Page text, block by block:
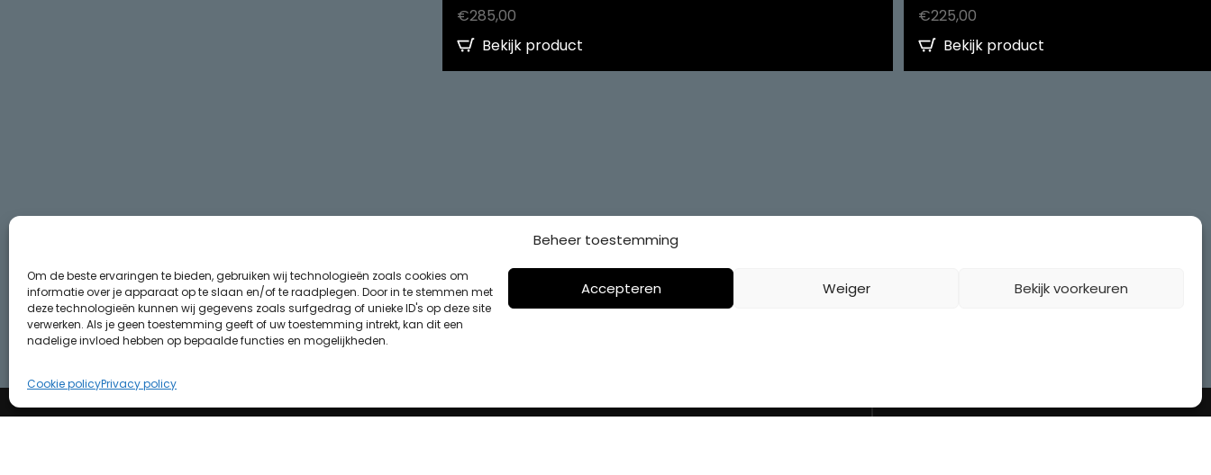
Beheer toestemming
Om de beste ervaringen te bieden, gebruiken wij technologieën zoals cookies om
informatie over je apparaat op te slaan en/of te raadplegen. Door in te stemmen met
deze technologieën kunnen wij gegevens zoals surfgedrag of unieke ID's op deze site
verwerken. Als je geen toestemming geeft of uw toestemming intrekt, kan dit een
nadelige invloed hebben op bepaalde functies en mogelijkheden.
Accepteren Weiger Bekijk voorkeuren
Cookie policyPrivacy policy
€285,00
Bekijk product
€225,00
Bekijk product